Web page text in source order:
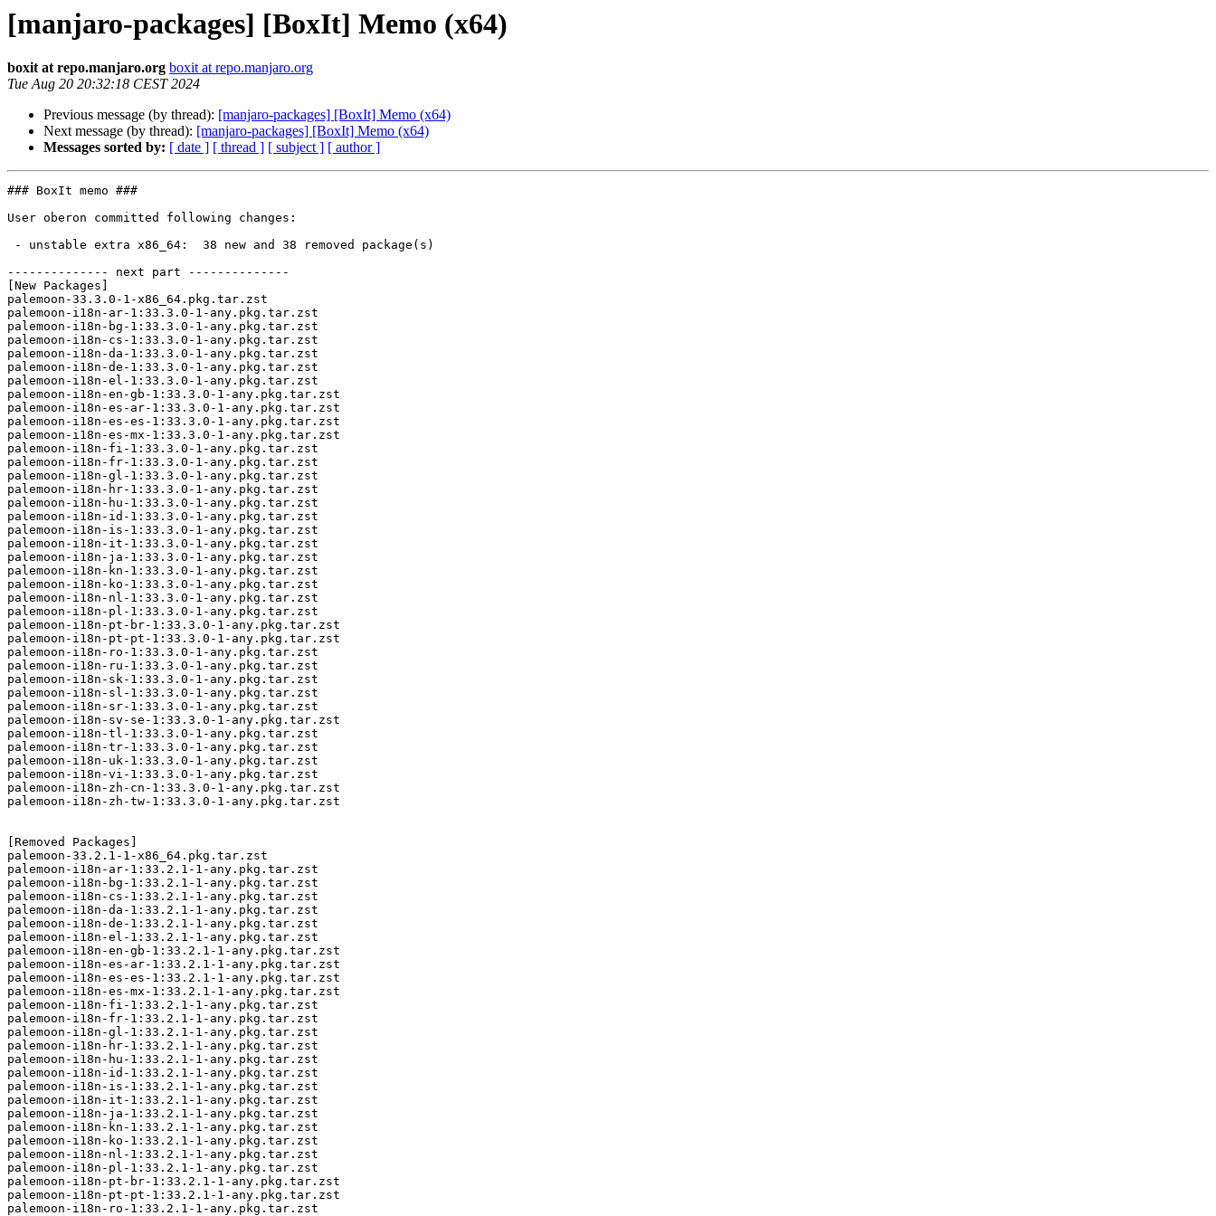
[manjaro-packages] [BoxIt] Memo (x64)
boxit at repo.manjaro.org boxit at repo.manjaro.org
Tue Aug 20 20:32:18 CEST 2024
Previous message (by thread): [manjaro-packages] [BoxIt] Memo (x64)
Next message (by thread): [manjaro-packages] [BoxIt] Memo (x64)
Messages sorted by: [ date ] [ thread ] [ subject ] [ author ]
### BoxIt memo ###
User oberon committed following changes:
-------------- next part --------------
[New Packages]
palemoon-33.3.0-1-x86_64.pkg.tar.zst
palemoon-i18n-ar-1:33.3.0-1-any.pkg.tar.zst
palemoon-i18n-bg-1:33.3.0-1-any.pkg.tar.zst
palemoon-i18n-cs-1:33.3.0-1-any.pkg.tar.zst
palemoon-i18n-da-1:33.3.0-1-any.pkg.tar.zst
palemoon-i18n-de-1:33.3.0-1-any.pkg.tar.zst
palemoon-i18n-el-1:33.3.0-1-any.pkg.tar.zst
palemoon-i18n-en-gb-1:33.3.0-1-any.pkg.tar.zst
palemoon-i18n-es-ar-1:33.3.0-1-any.pkg.tar.zst
palemoon-i18n-es-es-1:33.3.0-1-any.pkg.tar.zst
palemoon-i18n-es-mx-1:33.3.0-1-any.pkg.tar.zst
palemoon-i18n-fi-1:33.3.0-1-any.pkg.tar.zst
palemoon-i18n-fr-1:33.3.0-1-any.pkg.tar.zst
palemoon-i18n-gl-1:33.3.0-1-any.pkg.tar.zst
palemoon-i18n-hr-1:33.3.0-1-any.pkg.tar.zst
palemoon-i18n-hu-1:33.3.0-1-any.pkg.tar.zst
palemoon-i18n-id-1:33.3.0-1-any.pkg.tar.zst
palemoon-i18n-is-1:33.3.0-1-any.pkg.tar.zst
palemoon-i18n-it-1:33.3.0-1-any.pkg.tar.zst
palemoon-i18n-ja-1:33.3.0-1-any.pkg.tar.zst
palemoon-i18n-kn-1:33.3.0-1-any.pkg.tar.zst
palemoon-i18n-ko-1:33.3.0-1-any.pkg.tar.zst
palemoon-i18n-nl-1:33.3.0-1-any.pkg.tar.zst
palemoon-i18n-pl-1:33.3.0-1-any.pkg.tar.zst
palemoon-i18n-pt-br-1:33.3.0-1-any.pkg.tar.zst
palemoon-i18n-pt-pt-1:33.3.0-1-any.pkg.tar.zst
palemoon-i18n-ro-1:33.3.0-1-any.pkg.tar.zst
palemoon-i18n-ru-1:33.3.0-1-any.pkg.tar.zst
palemoon-i18n-sk-1:33.3.0-1-any.pkg.tar.zst
palemoon-i18n-sl-1:33.3.0-1-any.pkg.tar.zst
palemoon-i18n-sr-1:33.3.0-1-any.pkg.tar.zst
palemoon-i18n-sv-se-1:33.3.0-1-any.pkg.tar.zst
palemoon-i18n-tl-1:33.3.0-1-any.pkg.tar.zst
palemoon-i18n-tr-1:33.3.0-1-any.pkg.tar.zst
palemoon-i18n-uk-1:33.3.0-1-any.pkg.tar.zst
palemoon-i18n-vi-1:33.3.0-1-any.pkg.tar.zst
palemoon-i18n-zh-cn-1:33.3.0-1-any.pkg.tar.zst
palemoon-i18n-zh-tw-1:33.3.0-1-any.pkg.tar.zst
[Removed Packages]
palemoon-33.2.1-1-x86_64.pkg.tar.zst
palemoon-i18n-ar-1:33.2.1-1-any.pkg.tar.zst
palemoon-i18n-bg-1:33.2.1-1-any.pkg.tar.zst
palemoon-i18n-cs-1:33.2.1-1-any.pkg.tar.zst
palemoon-i18n-da-1:33.2.1-1-any.pkg.tar.zst
palemoon-i18n-de-1:33.2.1-1-any.pkg.tar.zst
palemoon-i18n-el-1:33.2.1-1-any.pkg.tar.zst
palemoon-i18n-en-gb-1:33.2.1-1-any.pkg.tar.zst
palemoon-i18n-es-ar-1:33.2.1-1-any.pkg.tar.zst
palemoon-i18n-es-es-1:33.2.1-1-any.pkg.tar.zst
palemoon-i18n-es-mx-1:33.2.1-1-any.pkg.tar.zst
palemoon-i18n-fi-1:33.2.1-1-any.pkg.tar.zst
palemoon-i18n-fr-1:33.2.1-1-any.pkg.tar.zst
palemoon-i18n-gl-1:33.2.1-1-any.pkg.tar.zst
palemoon-i18n-hr-1:33.2.1-1-any.pkg.tar.zst
palemoon-i18n-hu-1:33.2.1-1-any.pkg.tar.zst
palemoon-i18n-id-1:33.2.1-1-any.pkg.tar.zst
palemoon-i18n-is-1:33.2.1-1-any.pkg.tar.zst
palemoon-i18n-it-1:33.2.1-1-any.pkg.tar.zst
palemoon-i18n-ja-1:33.2.1-1-any.pkg.tar.zst
palemoon-i18n-kn-1:33.2.1-1-any.pkg.tar.zst
palemoon-i18n-ko-1:33.2.1-1-any.pkg.tar.zst
palemoon-i18n-nl-1:33.2.1-1-any.pkg.tar.zst
palemoon-i18n-pl-1:33.2.1-1-any.pkg.tar.zst
palemoon-i18n-pt-br-1:33.2.1-1-any.pkg.tar.zst
palemoon-i18n-pt-pt-1:33.2.1-1-any.pkg.tar.zst
palemoon-i18n-ro-1:33.2.1-1-any.pkg.tar.zst